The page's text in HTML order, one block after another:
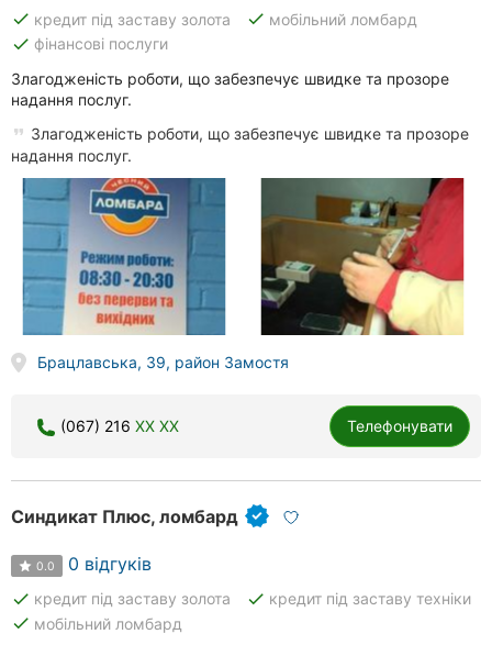
done кредит під заставу золота done мобільний ломбард
done фінансові послуги
Злагодженість роботи, що забезпечує швидке та прозоре
надання послуг.
Злагодженість роботи, що забезпечує швидке та прозоре
надання послуг.
Брацлавська, 39, район Замостя
(067) 216 XX XX Телефонувати
Синдикат Плюс, ломбард
0.0 0 відгуків
done кредит під заставу золота done кредит під заставу техніки
done мобільний ломбард